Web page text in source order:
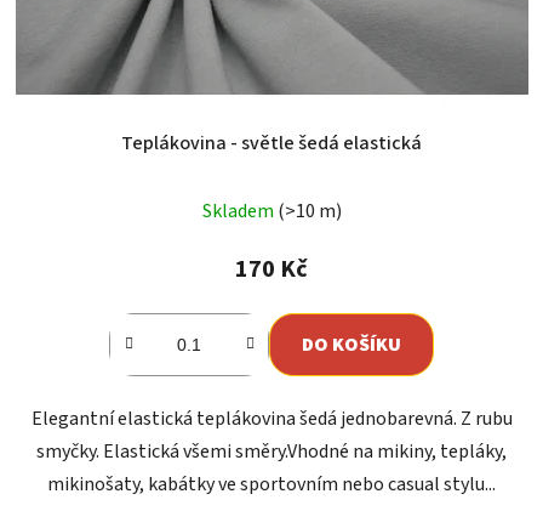
Teplákovina - světle šedá elastická
hodnocení
produktu
5,0
z
hvězdiček.
Skladem (>10 m)
170 Kč
DO KOŠÍKU
Elegantní elastická teplákovina šedá jednobarevná. Z rubu
smyčky. Elastická všemi směry.Vhodné na mikiny, tepláky,
mikinošaty, kabátky ve sportovním nebo casual stylu...